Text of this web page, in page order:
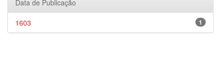
Data de Publicação
1
1603